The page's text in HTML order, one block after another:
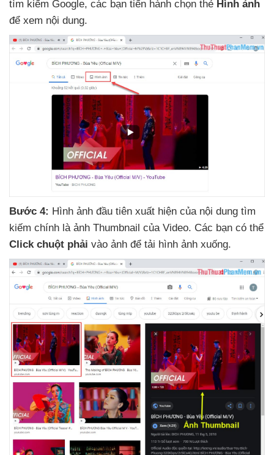
tìm kiếm Google, các bạn tiến hành chọn thẻ Hình ảnh
để xem nội dung.
Bước 4: Hình ảnh đầu tiên xuất hiện của nội dung tìm
kiếm chính là ảnh Thumbnail của Video. Các bạn có thể
Click chuột phải vào ảnh để tải hình ảnh xuống.